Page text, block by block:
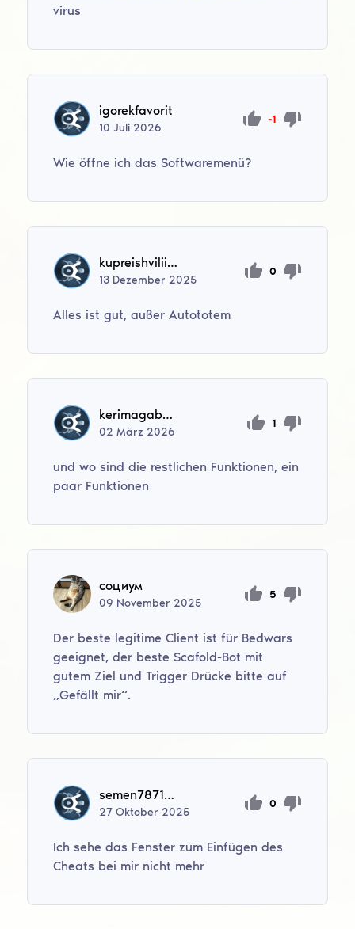
virus
igorekfavorit
10Juli 2026
-1
Wie öffne ich das Softwaremenü?
kupreishviliikuna
13 Dezember 2025
0
Alles ist gut, außer Autototem
kerimagabekov9
02März 2026
1
und wo sind die restlichen Funktionen, ein
paar Funktionen
социум
09 November 2025
5
Der beste legitime Client ist für Bedwars
geeignet, der beste Scafold-Bot mit
gutem Ziel und Trigger Drücke bitte auf
„Gefällt mir“.
semen7871000
27Oktober 2025
0
Ich sehe das Fenster zum Einfügen des
Cheats bei mir nicht mehr